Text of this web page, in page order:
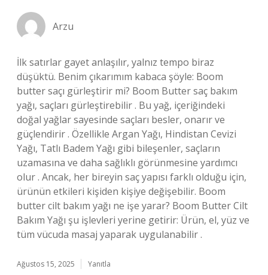
Arzu
İlk satırlar gayet anlaşılır, yalnız tempo biraz
düşüktü. Benim çıkarımım kabaca şöyle: Boom
butter saçı gürleştirir mi? Boom Butter saç bakım
yağı, saçları gürleştirebilir . Bu yağ, içeriğindeki
doğal yağlar sayesinde saçları besler, onarır ve
güçlendirir . Özellikle Argan Yağı, Hindistan Cevizi
Yağı, Tatlı Badem Yağı gibi bileşenler, saçların
uzamasına ve daha sağlıklı görünmesine yardımcı
olur . Ancak, her bireyin saç yapısı farklı olduğu için,
ürünün etkileri kişiden kişiye değişebilir. Boom
butter cilt bakım yağı ne işe yarar? Boom Butter Cilt
Bakım Yağı şu işlevleri yerine getirir: Ürün, el, yüz ve
tüm vücuda masaj yaparak uygulanabilir .
Ağustos 15, 2025 Yanıtla